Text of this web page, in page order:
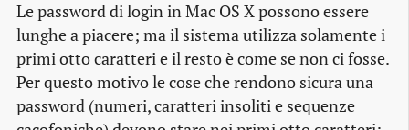
Le password di login in Mac OS X possono essere
lunghe a piacere; ma il sistema utilizza solamente i
primi otto caratteri e il resto è come se non ci fosse.
Per questo motivo le cose che rendono sicura una
password (numeri, caratteri insoliti e sequenze